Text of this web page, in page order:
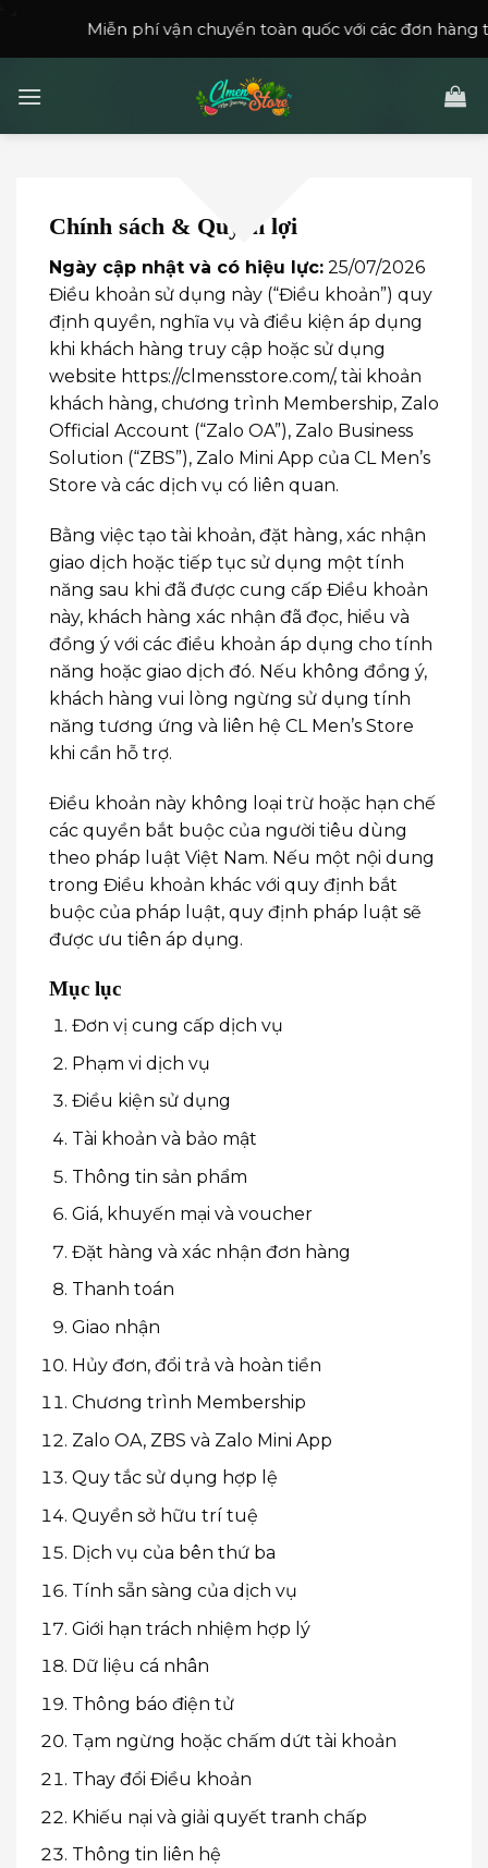
phí vận chuyển toàn quốc với các đơn hàng trên150,000
Chính sách & Quyền lợi
Ngày cập nhật và có hiệu lực: 25/07/2026
Điều khoản sử dụng này (“Điều khoản”) quy
định quyền, nghĩa vụ và điều kiện áp dụng
khi khách hàng truy cập hoặc sử dụng
website https://clmensstore.com/, tài khoản
khách hàng, chương trình Membership, Zalo
Official Account (“Zalo OA”), Zalo Business
Solution (“ZBS”), Zalo Mini App của CL Men’s
Store và các dịch vụ có liên quan.
Bằng việc tạo tài khoản, đặt hàng, xác nhận
giao dịch hoặc tiếp tục sử dụng một tính
năng sau khi đã được cung cấp Điều khoản
này, khách hàng xác nhận đã đọc, hiểu và
đồng ý với các điều khoản áp dụng cho tính
năng hoặc giao dịch đó. Nếu không đồng ý,
khách hàng vui lòng ngừng sử dụng tính
năng tương ứng và liên hệ CL Men’s Store
khi cần hỗ trợ.
Điều khoản này không loại trừ hoặc hạn chế
các quyền bắt buộc của người tiêu dùng
theo pháp luật Việt Nam. Nếu một nội dung
trong Điều khoản khác với quy định bắt
buộc của pháp luật, quy định pháp luật sẽ
được ưu tiên áp dụng.
Mục lục
Đơn vị cung cấp dịch vụ
Phạm vi dịch vụ
Điều kiện sử dụng
Tài khoản và bảo mật
Thông tin sản phẩm
Giá, khuyến mại và voucher
Đặt hàng và xác nhận đơn hàng
Thanh toán
Giao nhận
Hủy đơn, đổi trả và hoàn tiền
Chương trình Membership
Zalo OA, ZBS và Zalo Mini App
Quy tắc sử dụng hợp lệ
Quyền sở hữu trí tuệ
Dịch vụ của bên thứ ba
Tính sẵn sàng của dịch vụ
Giới hạn trách nhiệm hợp lý
Dữ liệu cá nhân
Thông báo điện tử
Tạm ngừng hoặc chấm dứt tài khoản
Thay đổi Điều khoản
Khiếu nại và giải quyết tranh chấp
Thông tin liên hệ